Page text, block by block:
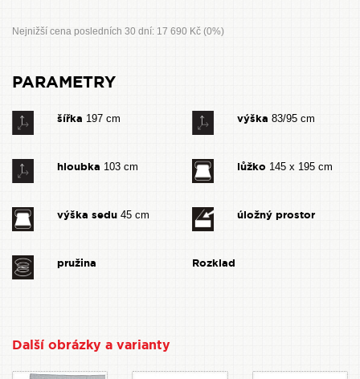
Nejnižší cena posledních 30 dní: 17 690 Kč (0%)
PARAMETRY
šířka 197 cm výška 83/95 cm
hloubka 103 cm lůžko 145 x 195 cm
výška sedu 45 cm úložný prostor
pružina Rozklad
Další obrázky a varianty